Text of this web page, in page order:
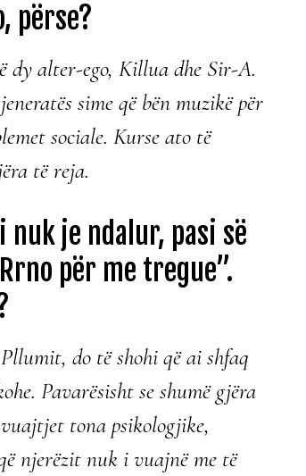
përse?
dy alter-ego, Killua dhe Sir-A.
sime që bën muzikë për
sociale. Kurse ato të
të reja.
je ndalur, pasi së
për me tregue”.
do të shohi që ai shfaq
Pavarësisht se shumë gjëra
tona psikologjike,
njerëzit nuk i vuajnë me të